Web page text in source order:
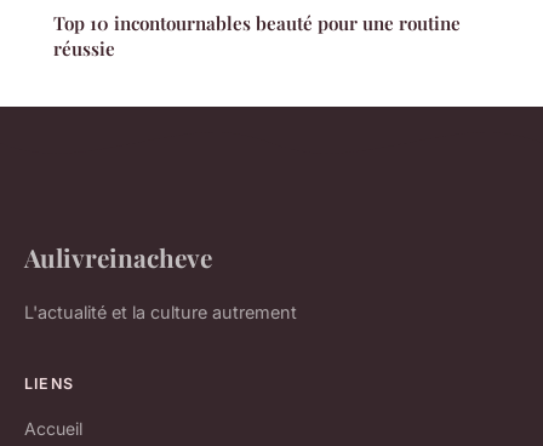
Top 10 incontournables beauté pour une routine
réussie
Aulivreinacheve
L'actualité et la culture autrement
LIENS
Accueil